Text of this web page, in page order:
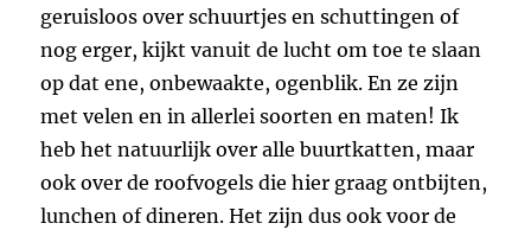
geruisloos over schuurtjes en schuttingen of
nog erger, kijkt vanuit de lucht om toe te slaan
op dat ene, onbewaakte, ogenblik. En ze zijn
met velen en in allerlei soorten en maten! Ik
heb het natuurlijk over alle buurtkatten, maar
ook over de roofvogels die hier graag ontbijten,
lunchen of dineren. Het zijn dus ook voor de